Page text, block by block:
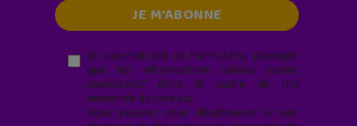
En soumettant ce formulaire, j’accepte
que les informations saisies soient
exploitées* dans le cadre de ma
demande de contact.
Vous pouvez vous désabonner à tout